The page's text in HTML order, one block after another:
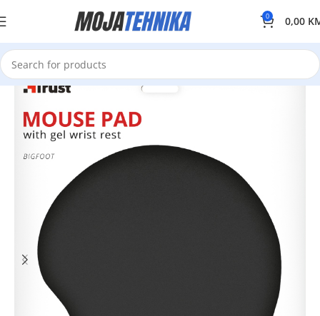
0 0,00